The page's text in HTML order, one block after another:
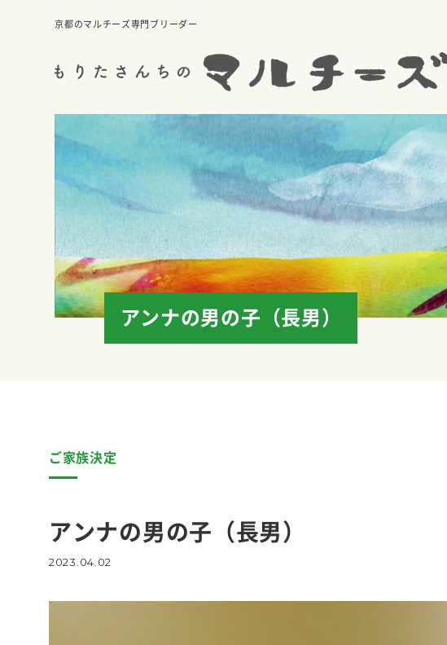
京都のマルチーズ専門ブリーダー
アンナの男の子（長男）
ご家族決定
アンナの男の子（長男）
2023.04.02